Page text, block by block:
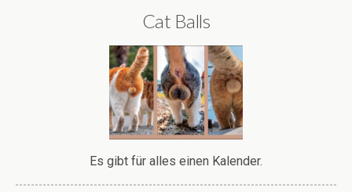
Cat Balls
Es gibt für alles einen Kalender.